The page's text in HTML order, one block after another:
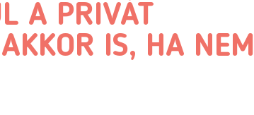
A PRIVÁT
IS, HA NEM